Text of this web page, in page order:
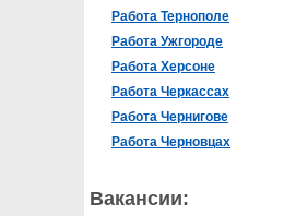
Работа Тернополе
Работа Ужгороде
Работа Херсоне
Работа Черкассах
Работа Чернигове
Работа Черновцах
Вакансии: